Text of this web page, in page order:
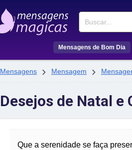
Buscar
Mensagens de Bom Dia
Mensagens  Mensagem 
Desejos de Natal
Que a serenidade se faça